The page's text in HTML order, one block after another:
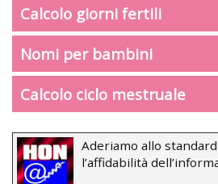
Calcolo giorni fertili
Nomi per bambini
Calcolo ciclo mestruale
Aderiamo allo
l’affidabilità